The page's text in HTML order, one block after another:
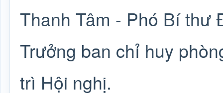
Thanh Tâm - Phó Bí thư
Trưởng ban chỉ huy
trì Hội nghị.